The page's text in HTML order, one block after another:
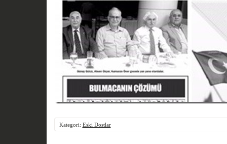
Kategori: Eski Dostlar